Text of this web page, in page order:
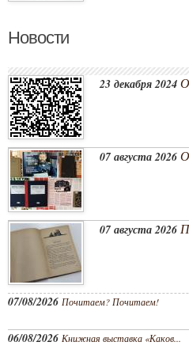
Новости
23 декабря 2024
07 августа 2026
07 августа 2026
07/08/2026 Почитаем? Почитаем!
06/08/2026 Книжная выставка «Каков...